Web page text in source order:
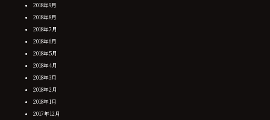
2018年9月
2018年8月
2018年7月
2018年6月
2018年5月
2018年4月
2018年3月
2018年2月
2018年1月
2017年12月